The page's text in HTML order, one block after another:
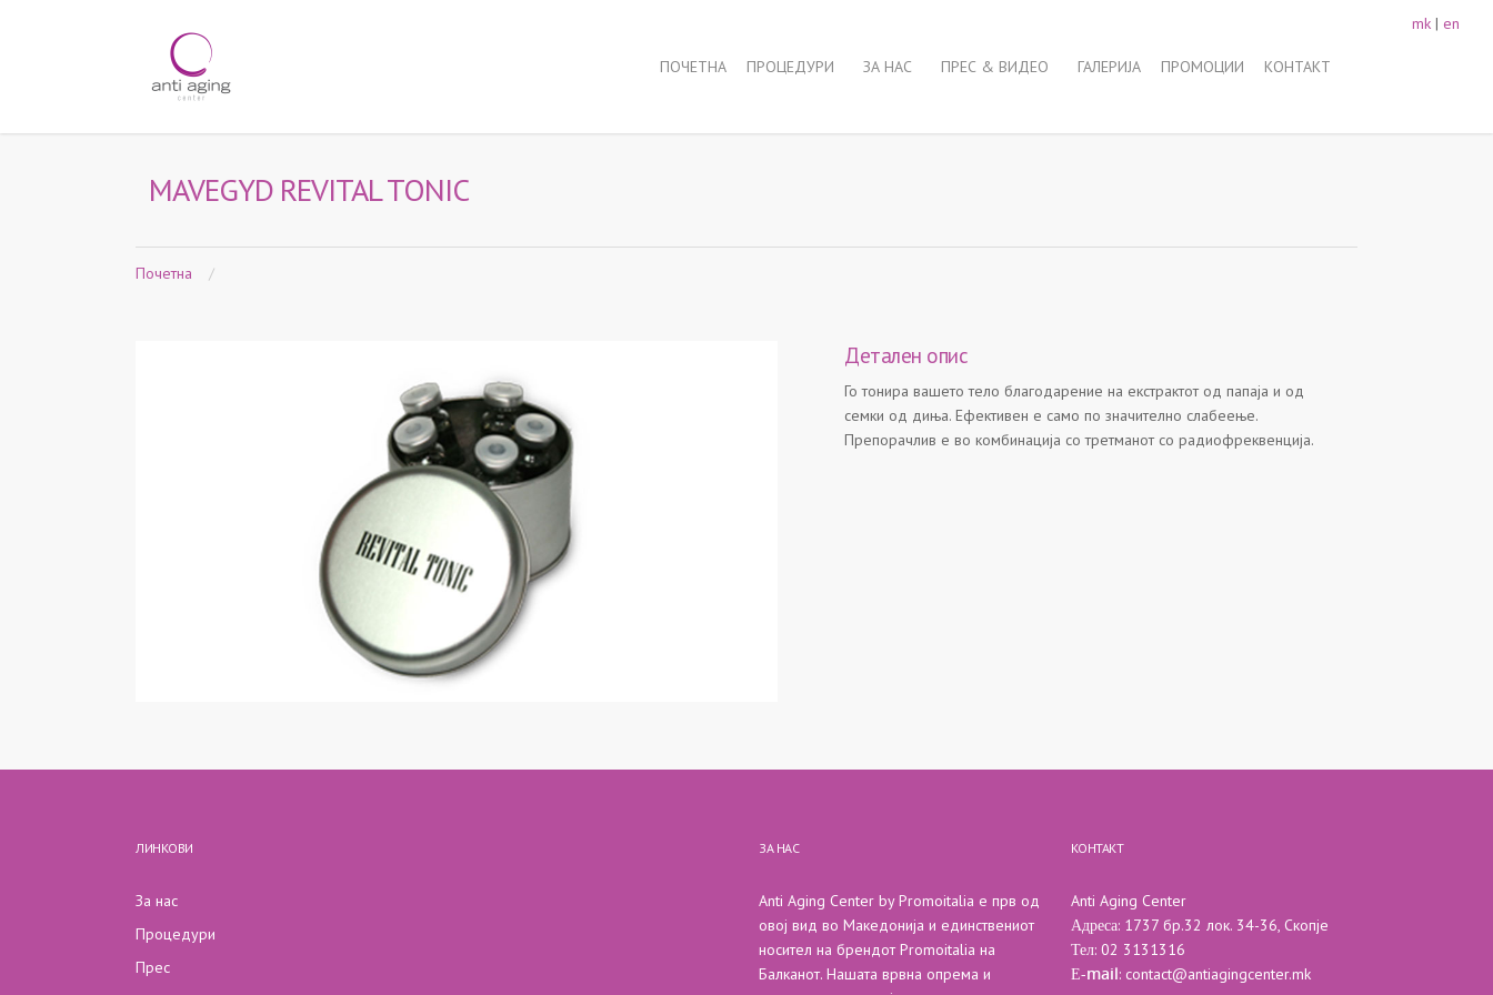
mk | en
ПОЧЕТНА ПРОЦЕДУРИ ЗА НАС ПРЕС & ВИДЕО ГАЛЕРИЈА ПРОМОЦИИ КОНТАКТ
MAVEGYD REVITAL TONIC
Почетна /
Детален опис
Го тонира вашето тело благодарение на екстрактот од папаја и од
семки од диња. Ефективен е само по значително слабеење.
Препорачлив е во комбинација со третманот со радиофреквенција.
ЛИНКОВИ
За нас
Процедури
Прес
ЗА НАС
Anti Aging Center by Promoitalia е прв од
овој вид во Македонија и единствениот
носител на брендот Promoitalia на
Балканот. Нашата врвна опрема и
КОНТАКТ
Anti Aging Center
Адреса: 1737 бр.32 лок. 34-36, Скопје
Тел: 02 3131316
Е-mail: contact@antiagingcenter.mk